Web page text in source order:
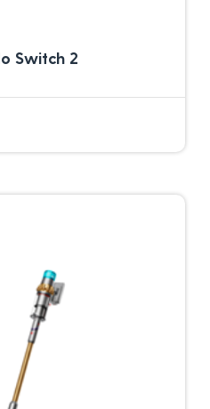
Switch 2